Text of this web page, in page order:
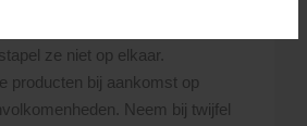
ze niet op elkaar.
producten bij aankomst op
Neem bij twijfel